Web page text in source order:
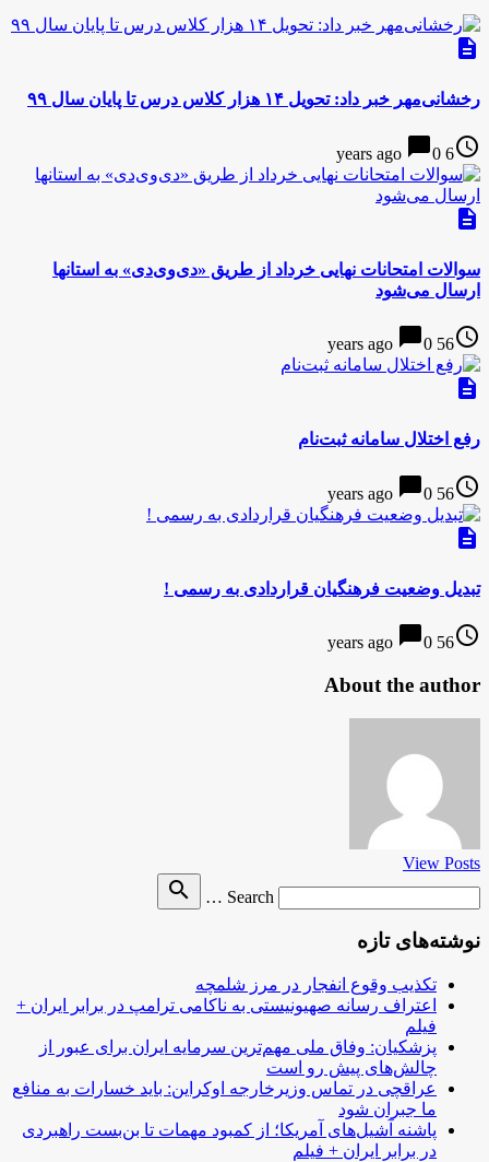
description
رخشانی‌مهر خبر داد: تحویل ۱۴ هزار کلاس درس تا پایان سال ۹۹
access_time
6 years ago
chat_bubble0
description
سوالات امتحانات نهایی خرداد از طریق «دی‌وی‌دی» به استانها
ارسال می‌شود
access_time
56 years ago
chat_bubble0
description
رفع اختلال سامانه ثبت‌نام
access_time
56 years ago
chat_bubble0
description
تبدیل وضعیت فرهنگیان قراردادی به رسمی !
access_time
56 years ago
chat_bubble0
About the author
View Posts
Search …
search
نوشته‌های تازه
تکذیب وقوع انفجار در مرز شلمچه
اعتراف رسانه صهیونیستی به ناکامی ترامپ در برابر ایران +
فیلم
پزشکیان: وفاق ملی مهم‌ترین سرمایه ایران برای عبور از
چالش‌های پیش رو است
عراقچی در تماس وزیرخارجه اوکراین: باید خسارات به منافع
ما جبران شود
پاشنه آشیل‌های آمریکا؛ از کمبود مهمات تا بن‌بست راهبردی
در برابر ایران + فیلم